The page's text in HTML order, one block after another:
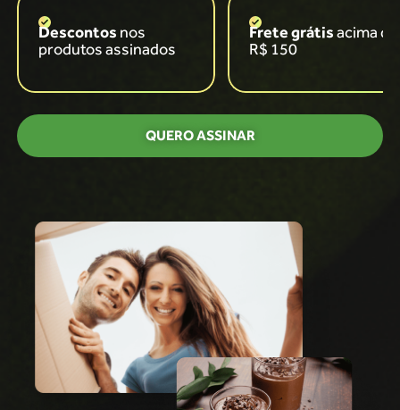
Descontos nos
produtos assinados
Frete grátisacima de
R$ 150
QUERO ASSINAR